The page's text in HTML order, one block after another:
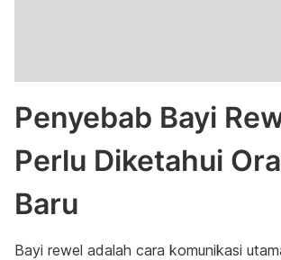
Penyebab Bayi
Perlu Diketahui
Baru
Bayi rewel adalah cara komunikasi